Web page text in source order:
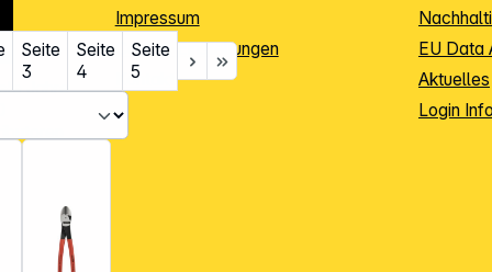
Seite
3
Seite
4
Seite
5
Jahre
Impressum
Cookie-Einstellungen
Kontakt
EU Data
Aktuelles
Login